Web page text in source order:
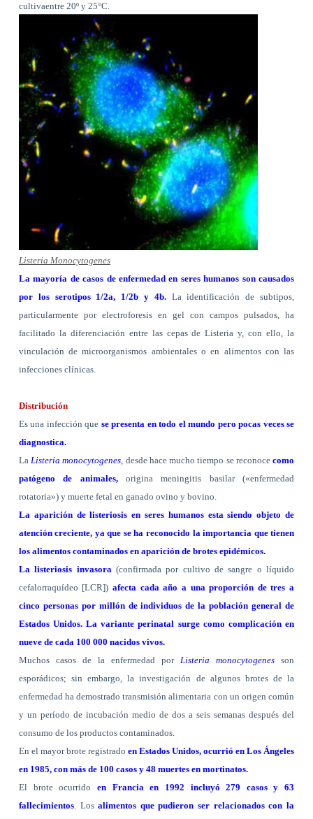
cultivaentre 20º y 25°C.
Listeria Monocytogenes
La mayoría de casos de enfermedad en seres humanos son causados
por los serotipos 1/2a, 1/2b y 4b.La identificación de subtipos,
particularmente por electroforesis en gel con campos pulsados, ha
facilitado la diferenciación entre las cepas de Listeria y, con ello, la
vinculación de microorganismos ambientales o en alimentos con las
infecciones clínicas.
Distribución
Es una infección que se presenta en todo el mundo pero pocas veces se
diagnostica.
LaListeria monocytogenes, desde hace mucho tiempo se reconocecomo
patógeno de animales,origina meningitis basilar («enfermedad
rotatoria») y muerte fetal en ganado ovino y bovino.
La aparición de listeriosis en seres humanos esta siendo objeto de
atención creciente, ya que se ha reconocido la importancia que tienen
los alimentos contaminados en aparición de brotes epidémicos.
La listeriosis invasora(confirmada por cultivo de sangre o líquido
cefalorraquídeo [LCR])afecta cada año a una proporción de tres a
cinco personas por millón de individuos de la población general de
Estados Unidos. La variante perinatal surge como complicación en
nueve de cada 100 000 nacidos vivos.
Muchos casos de la enfermedad porListeria monocytogenes son
esporádicos; sin embargo, la investigación de algunos brotes de la
enfermedad ha demostrado transmisión alimentaria con un origen común
y un período de incubación medio de dos a seis semanas después del
consumo de los productos contaminados.
En el mayor brote registrado en Estados Unidos, ocurrió en Los Ángeles
en 1985, con más de 100 casos y 48 muertes en mortinatos.
El brote ocurrido en Francia en 1992 incluyó 279 casos y 63
fallecimientos. Losalimentos que pudieron ser relacionados con la